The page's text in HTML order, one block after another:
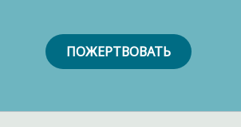
ПОЖЕРТВОВАТЬ